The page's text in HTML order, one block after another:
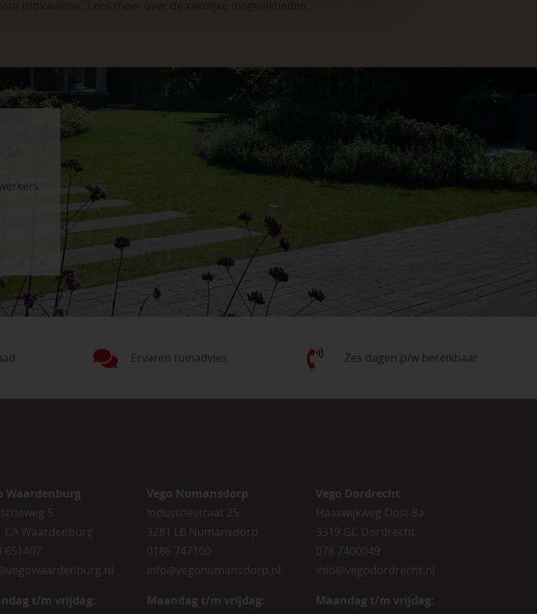
topkwaliteit. Lees meer over de zakelijke mogelijkheden
Ervaren tuinadvies Zes dagen p/w bereikbaar
Waardenburg
5
CA Waardenburg
651407
t/m vrijdag:
Vego Numansdorp
Industriestraat 25
3281 LB Numansdorp
0186 747100
info@vegonumansdorp.nl
Maandag t/m vrijdag:
Vego Dordrecht
Haaswijkweg Oost 8a
3319 GC Dordrecht
078 7400049
info@vegodordrecht.nl
Maandag t/m vrijdag: